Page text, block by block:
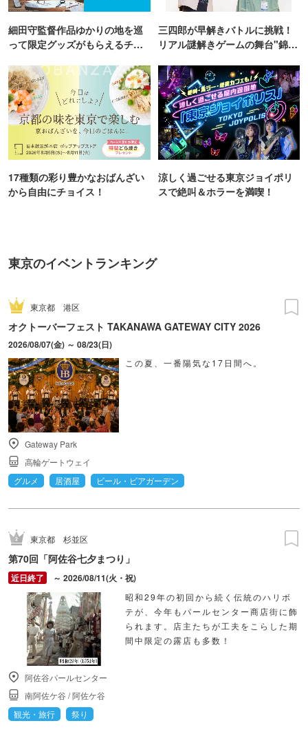
細田守監督作品ゆかりの地を巡
って限定グッズがもらえるチャ
三四郎が早解きバトルに挑戦！
リアル謎解きゲームの舞台"錦糸
17種類の彩り豊かなおばんざい
から自由にチョイス！
涼しく過ごせる東京ジョイポリ
スで絶叫＆ホラーを満喫！
東京のイベントランキング
東京都 港区
オクトーバーフェスト TAKANAWA GATEWAY CITY 2026
2026/08/07(金) ～ 08/23(日)
この夏、一番陽気な17日間へ。
Gateway Park
高輪ゲートウェイ
グルメ
居酒屋 ビール・ビアガーデン
東京都 杉並区
第70回「阿佐谷七夕まつり」
～ 2026/08/11(火・祝)
昭和29年の初回から続く伝統のハリボ
テが、今年もパールセンター商店街に飾
られます。店主たちが工夫をこらした期
間中限定の露店も多数！
阿佐谷パールセンター
南阿佐ケ谷 /阿佐ケ谷
観光・旅行
祭り